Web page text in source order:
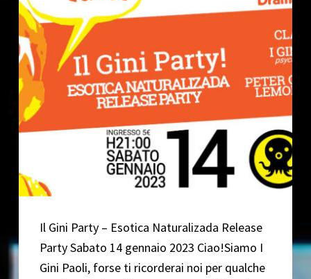
Il Gini Party – Esotica Naturalizada Release
Party Sabato 14 gennaio 2023 Ciao!Siamo I
Gini Paoli, forse ti ricorderai noi per qualche